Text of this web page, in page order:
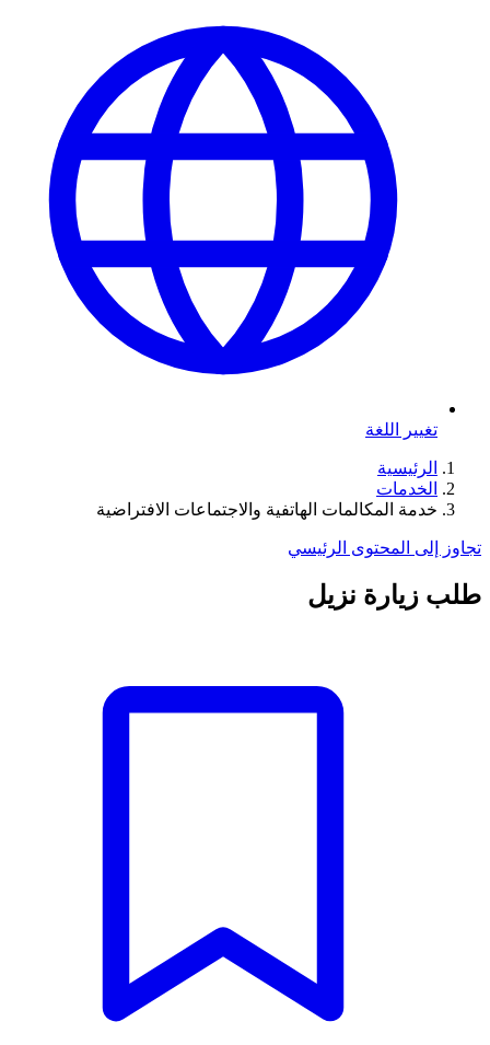
تغيير اللغة
الرئيسية
الخدمات
خدمة المكالمات الهاتفية والاجتماعات الافتراضية
تجاوز إلى المحتوى الرئيسي
طلب زيارة نزيل